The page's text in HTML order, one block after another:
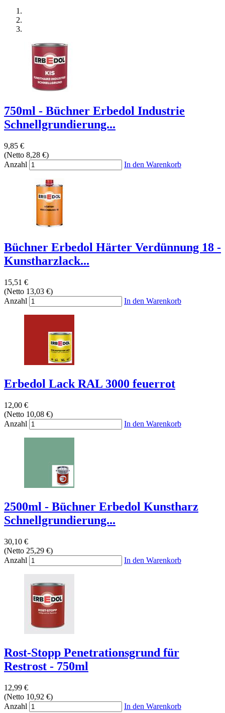
750ml - Büchner Erbedol Industrie
Schnellgrundierung...
9,85 €
(Netto 8,28 €)
Anzahl
In den Warenkorb
Büchner Erbedol Härter Verdünnung 18 -
Kunstharzlack...
15,51 €
(Netto 13,03 €)
Anzahl
In den Warenkorb
Erbedol Lack RAL 3000 feuerrot
12,00 €
(Netto 10,08 €)
Anzahl
In den Warenkorb
2500ml - Büchner Erbedol Kunstharz
Schnellgrundierung...
30,10 €
(Netto 25,29 €)
Anzahl
In den Warenkorb
Rost-Stopp Penetrationsgrund für
Restrost - 750ml
12,99 €
(Netto 10,92 €)
Anzahl
In den Warenkorb